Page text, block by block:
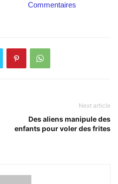
Commentaires
Next article
Des aliens manipule des
enfants pour voler des frites